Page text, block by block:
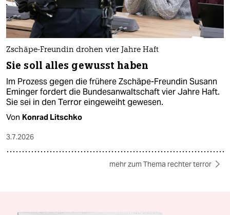
Zschäpe-Freundin drohen vier Jahre Haft
Sie soll alles gewusst haben
Im Prozess gegen die frühere Zschäpe-Freundin Susann
Eminger fordert die Bundesanwaltschaft vier Jahre Haft.
Sie sei in den Terror eingeweiht gewesen.
Von Konrad Litschko
3.7.2026
mehr zum Thema rechter terror